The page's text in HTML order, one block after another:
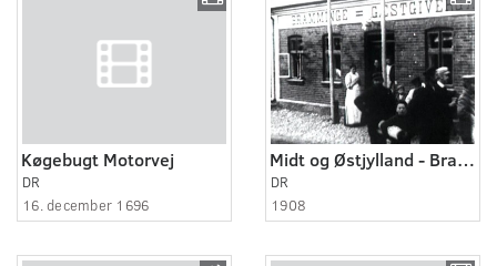
Køgebugt Motorvej
DR
16. december 1696
Midt og Østjylland - Bramminge 1908 og 1913
DR
1908